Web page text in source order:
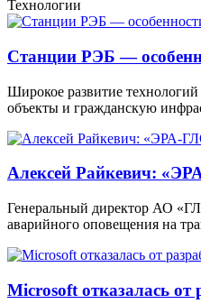
Технологии
Станции РЭБ —
Широкое развитие
объекты и гражданскую
Алексей Райкевич:
Генеральный директор АО
аварийного оповещения на
Microsoft отказалась